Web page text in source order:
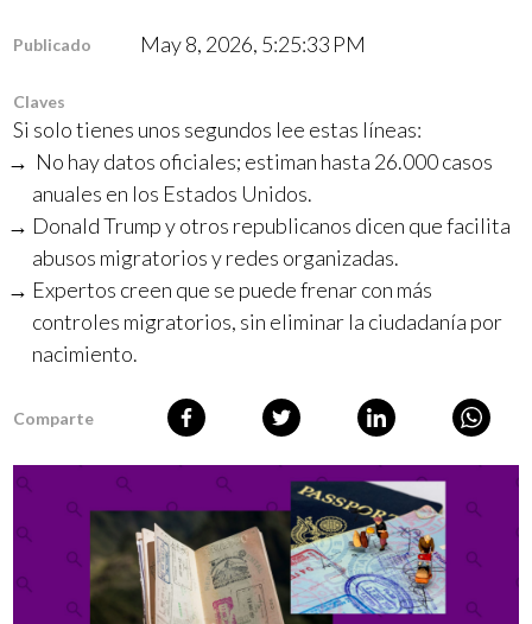
Publicado May 8, 2026, 5:25:33 PM
Claves
Si solo tienes unos segundos lee estas líneas:
No hay datos oficiales; estiman hasta 26.000 casos
anuales en los Estados Unidos.
Donald Trump y otros republicanos dicen que facilita
abusos migratorios y redes organizadas.
Expertos creen que se puede frenar con más
controles migratorios, sin eliminar la ciudadanía por
nacimiento.
Comparte